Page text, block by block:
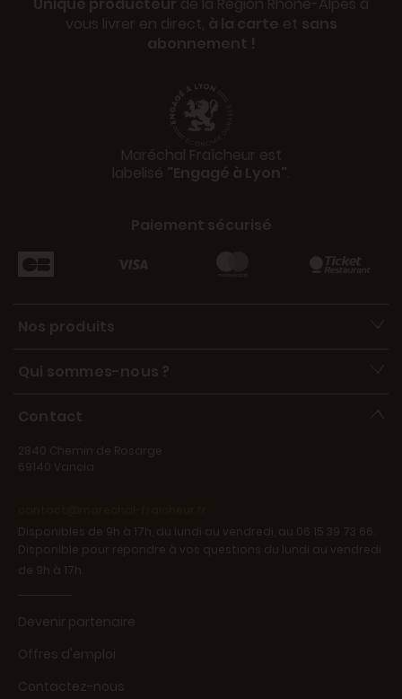
vous livrer en direct, à la carte et sans
abonnement !
Maréchal Fraîcheur est
labelisé "Engagé à Lyon".
Paiement sécurisé
Nos produits
Qui sommes-nous ?
Contact
2840 Chemin de Rosarge
69140 Vancia
Disponibles de 9h à 17h, du lundi au vendredi, au 06 15 39 73 66.
Disponible pour répondre à vos questions du lundi au vendredi
de 9h à 17h.
Devenir partenaire
Offres d'emploi
Contactez-nous